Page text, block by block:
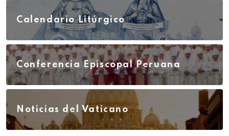
Calendario Litúrgico
Conferencia Episcopal Peruana
Noticias del Vaticano